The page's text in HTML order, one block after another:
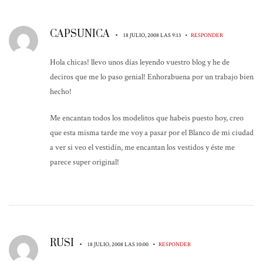
CAPSUNICA • 18 JULIO, 2008 LAS 9:13 • RESPONDER
Hola chicas! llevo unos días leyendo vuestro blog y he de
deciros que me lo paso genial! Enhorabuena por un trabajo bien
hecho!
Me encantan todos los modelitos que habeis puesto hoy, creo
que esta misma tarde me voy a pasar por el Blanco de mi ciudad
a ver si veo el vestidín, me encantan los vestidos y éste me
parece super original!
RUSI • 18 JULIO, 2008 LAS 10:00 • RESPONDER